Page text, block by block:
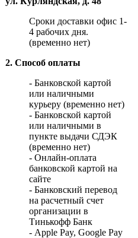
Сроки доставки офис 1-
4 рабочих дня.
(временно нет)
2. Способ оплаты
- Банковской картой
или наличными
курьеру (временно нет)
- Банковской картой
или наличными в
пункте выдачи СДЭК
(временно нет)
- Онлайн-оплата
банковской картой на
сайте
- Банковский перевод
на расчетный счет
организации в
Тинькофф Банк
- Apple Pay, Google Pay